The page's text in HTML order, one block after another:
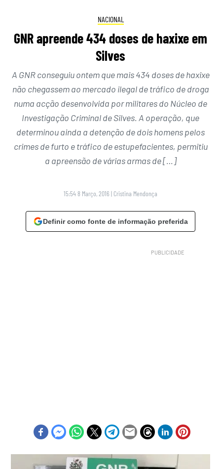
NACIONAL
GNR apreende 434 doses de haxixe em
Silves
A GNR conseguiu ontem que mais 434 doses de haxixe
não chegassem ao mercado ilegal de tráfico de droga
numa acção desenvolvida por militares do Núcleo de
Investigação Criminal de Silves. A operação, que
determinou ainda a detenção de dois homens pelos
crimes de furto e tráfico de estupefacientes, permitiu
a apreensão de várias armas de […]
15:54 8 Março, 2016 | Cristina Mendonça
Definir como fonte de informação preferida